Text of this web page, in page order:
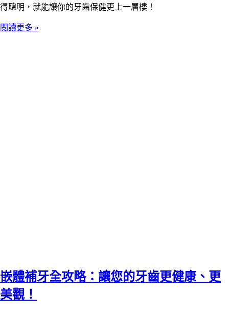
得聰明，就能讓你的牙齒保健更上一層樓！
閱讀更多 »
嵌體補牙全攻略：讓您的牙齒更健康、更
美觀！